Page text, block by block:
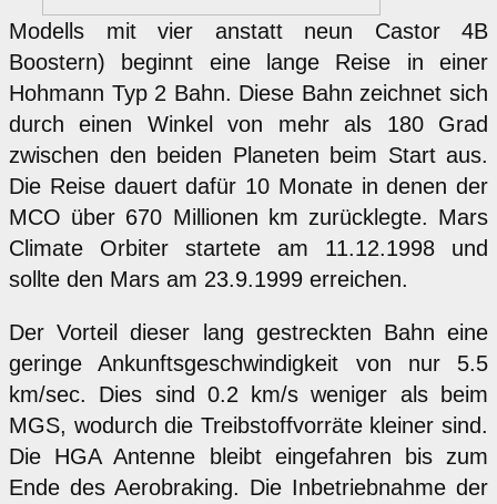
Modells mit vier anstatt neun Castor 4B
Boostern) beginnt eine lange Reise in einer
Hohmann Typ 2 Bahn. Diese Bahn zeichnet sich
durch einen Winkel von mehr als 180 Grad
zwischen den beiden Planeten beim Start aus.
Die Reise dauert dafür 10 Monate in denen der
MCO über 670 Millionen km zurücklegte. Mars
Climate Orbiter startete am 11.12.1998 und
sollte den Mars am 23.9.1999 erreichen.
Der Vorteil dieser lang gestreckten Bahn eine
geringe Ankunftsgeschwindigkeit von nur 5.5
km/sec. Dies sind 0.2 km/s weniger als beim
MGS, wodurch die Treibstoffvorräte kleiner sind.
Die HGA Antenne bleibt eingefahren bis zum
Ende des Aerobraking. Die Inbetriebnahme der